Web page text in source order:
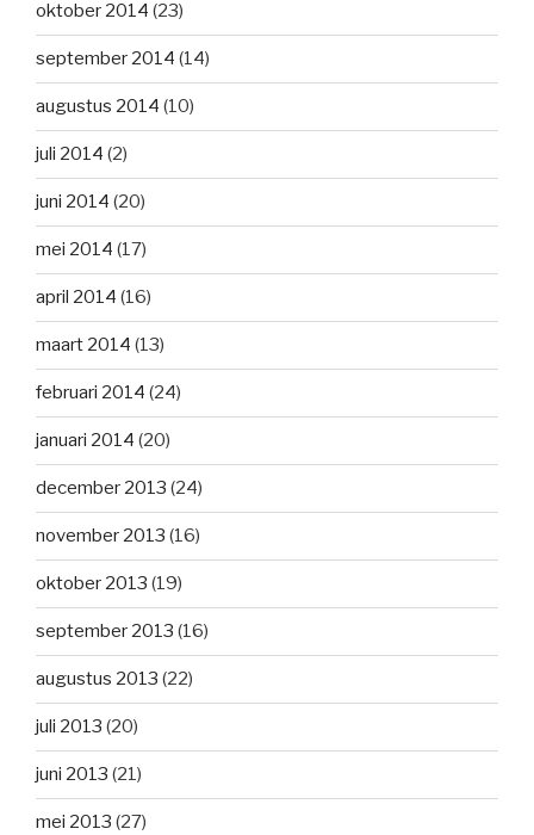
oktober 2014 (23)
september 2014 (14)
augustus 2014 (10)
juli 2014 (2)
juni 2014 (20)
mei 2014 (17)
april 2014 (16)
maart 2014 (13)
februari 2014 (24)
januari 2014 (20)
december 2013 (24)
november 2013 (16)
oktober 2013 (19)
september 2013 (16)
augustus 2013 (22)
juli 2013 (20)
juni 2013 (21)
mei 2013 (27)